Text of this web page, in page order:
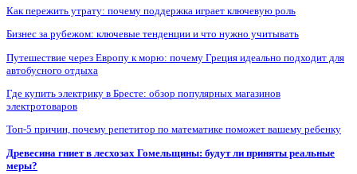
Как пережить утрату: почему поддержка играет ключевую роль
Бизнес за рубежом: ключевые тенденции и что нужно учитывать
Путешествие через Европу к морю: почему Греция идеально подходит для
автобусного отдыха
Где купить электрику в Бресте: обзор популярных магазинов
электротоваров
Топ-5 причин, почему репетитор по математике поможет вашему ребенку
Древесина гниет в лесхозах Гомельщины: будут ли приняты реальные
меры?